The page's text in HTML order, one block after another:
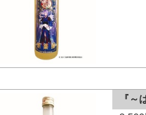
『